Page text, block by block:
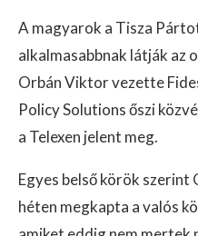
A magyarok a Tisza
alkalmasabbnak látják az
Orbán Viktor vezette
Policy Solutions őszi
a Telexen jelent meg.
Egyes belső körök szerint
héten megkapta a valós